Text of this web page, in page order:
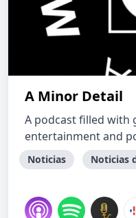
A Minor Detail
A podcast filled with
entertainment and
Noticias Noticias